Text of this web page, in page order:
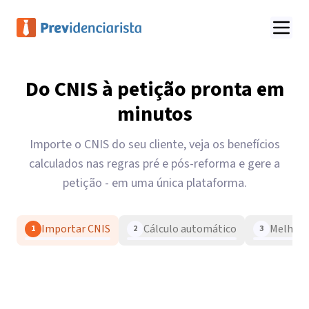
Do CNIS à petição pronta em
minutos
Importe o CNIS do seu cliente, veja os benefícios
calculados nas regras pré e pós-reforma e gere a
petição - em uma única plataforma.
1 Importar CNIS 2 Cálculo automático 3 Melhor